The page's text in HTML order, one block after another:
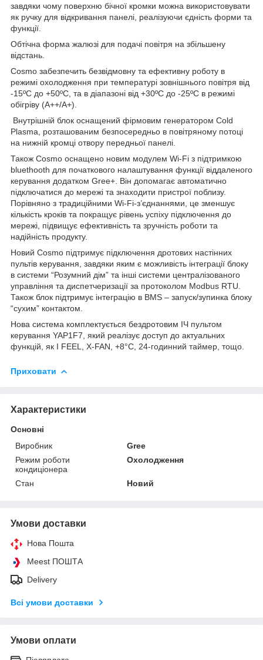
завдяки чому поверхню бічної кромки можна використовувати
як ручку для відкривання панелі, реалізуючи єдність форми та
функції.
Обтічна форма жалюзі для подачі повітря на збільшену
відстань.
Cosmo забезпечить безвідмовну та ефективну роботу в
режимі охолодження при температурі зовнішнього повітря від
-15ºC до +50ºC, та в діапазоні від +30ºC до -25ºC в режимі
обігріву (A++/A+).
Внутрішній блок оснащений фірмовим генератором Cold
Plasma, розташованим безпосередньо в повітряному потоці
на нижній кромці отвору передньої панелі.
Також Cosmo оснащено новим модулем Wi-Fi з підтримкою
bluethooth для початкового налаштування функції віддаленого
керування додатком Gree+. Він допомагає автоматично
підключатися до мережі та знаходити пристрої поблизу.
Порівняно з традиційними Wi-Fi-з’єднаннями, це зменшує
кількість кроків та покращує рівень успіху підключення до
мережі, підвищує ефективність та зручність роботи та
надійність продукту.
Новий Cosmo підтримує підключення дротових настінних
пультів керування, завдяки яким є можливість інтеграції блоку
в системи “Розумний дім” та інші системи централізованого
управління та диспетчеризації за протоколом Modbus RTU.
Також блок підтримує інтеграцію в BMS – запуск/зупинка блоку
“сухим” контактом.
Нова система комплектується бездротовим ІЧ пультом
керування YAP1F7, який реалізує доступ до актуальних
функцій, як I FEEL, X-FAN, +8°C, 24-годинний таймер, тощо.
Приховати
Характеристики
Основні
Виробник
Gree
Режим роботи
кондиціонера
Охолодження
Стан Новий
Умови доставки
Нова Пошта
Meest ПОШТА
Delivery
Всі умови доставки
Умови оплати